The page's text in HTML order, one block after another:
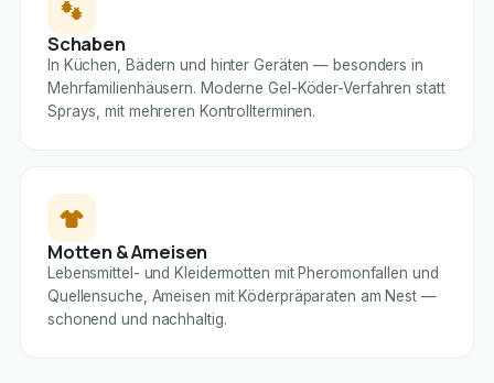
Schaben
In Küchen, Bädern und hinter Geräten — besonders in
Mehrfamilienhäusern. Moderne Gel-Köder-Verfahren statt
Sprays, mit mehreren Kontrollterminen.
Motten & Ameisen
Lebensmittel- und Kleidermotten mit Pheromonfallen und
Quellensuche, Ameisen mit Köderpräparaten am Nest —
schonend und nachhaltig.